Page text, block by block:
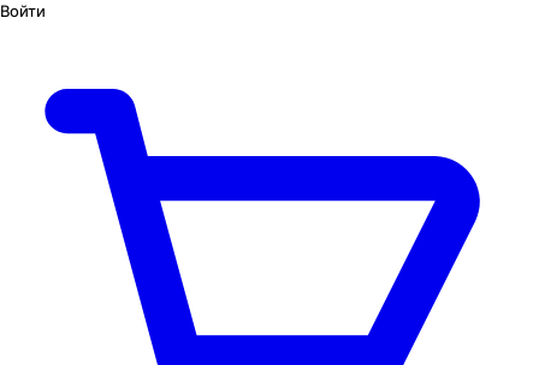
Войти